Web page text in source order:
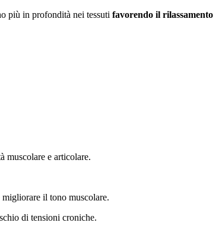
più in profondità nei tessuti favorendo il rilassamento
muscolare e articolare.
migliorare il tono muscolare.
di tensioni croniche.